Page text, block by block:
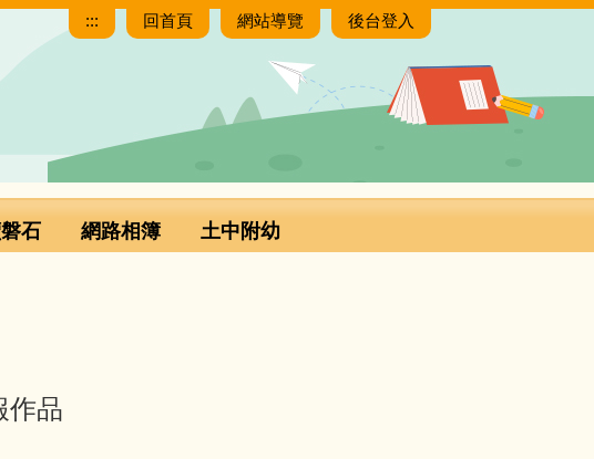
::: 回首頁 網站導覽 後台登入
石 網路相簿 土中附幼
作品